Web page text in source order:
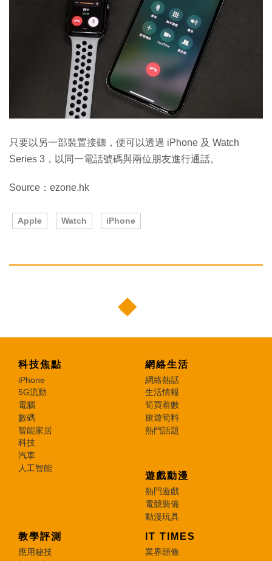
只要以另一部裝置接聽，便可以透過 iPhone 及 Watch
Series 3，以同一電話號碼與兩位朋友進行通話。
Source：ezone.hk
Apple Watch iPhone
科技焦點
iPhone
5G流動
電腦
數碼
智能家居
科技
汽車
人工智能
網絡生活
網絡熱話
生活情報
筍買着數
旅遊筍料
熱門話題
遊戲動漫
熱門遊戲
電競裝備
動漫玩具
教學評測
應用秘技
IT TIMES
業界頭條